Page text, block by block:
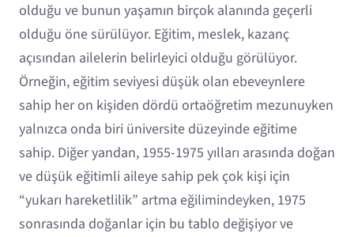
olduğu ve bunun yaşamın birçok alanında geçerli
olduğu öne sürülüyor. Eğitim, meslek, kazanç
açısından ailelerin belirleyici olduğu görülüyor.
Örneğin, eğitim seviyesi düşük olan ebeveynlere
sahip her on kişiden dördü ortaöğretim mezunuyken
yalnızca onda biri üniversite düzeyinde eğitime
sahip. Diğer yandan, 1955-1975 yılları arasında doğan
ve düşük eğitimli aileye sahip pek çok kişi için
“yukarı hareketlilik” artma eğilimindeyken, 1975
sonrasında doğanlar için bu tablo değişiyor ve